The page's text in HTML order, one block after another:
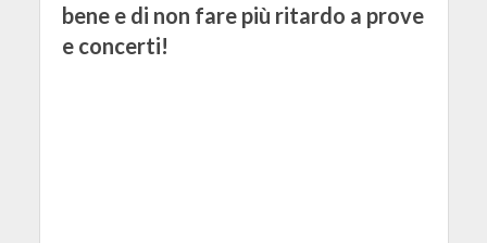
bene e di non fare più ritardo a prove
e concerti!